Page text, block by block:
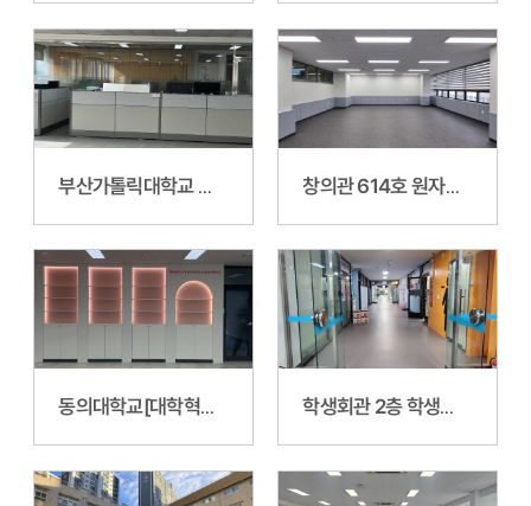
부산가톨릭대학교 대학본부관 사무처 사무공간 환경개선공사 창의관 614호 원자핵공학연구소 조성공사
동의대학교[대학혁신지원사업]창의관 327호 화장품공학과 실습실 환경개선공사(실내건축) 학생회관 2층 학생휴게실 환경개선공사